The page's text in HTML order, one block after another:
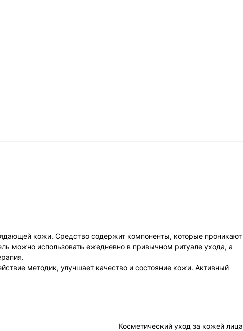
кожи. Средство содержит компоненты, которые проникают
можно использовать ежедневно в привычном ритуале ухода, а
методик, улучшает качество и состояние кожи. Активный
Косметический уход за кожей лица